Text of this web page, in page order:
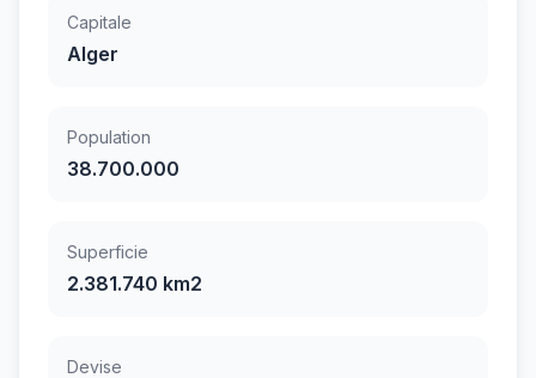
Capitale
Alger
Population
38.700.000
Superficie
2.381.740 km2
Devise